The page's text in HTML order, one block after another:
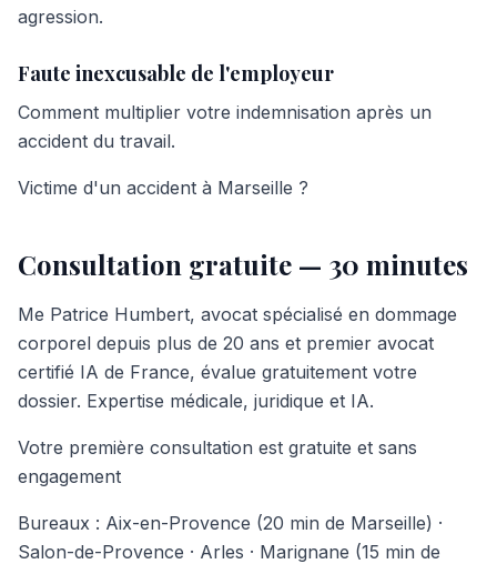
agression.
Faute inexcusable de l'employeur
Comment multiplier votre indemnisation après un
accident du travail.
Victime d'un accident à Marseille ?
Consultation gratuite — 30 minutes
Me Patrice Humbert, avocat spécialisé en dommage
corporel depuis plus de 20 ans et premier avocat
certifié IA de France, évalue gratuitement votre
dossier. Expertise médicale, juridique et IA.
Votre première consultation est gratuite et sans
engagement
Bureaux : Aix-en-Provence (20 min de Marseille) ·
Salon-de-Provence · Arles · Marignane (15 min de